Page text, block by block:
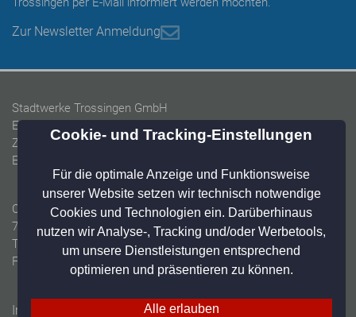
Zur Newsletter Anmeldung
Stadtwerke Trossingen GmbH
Energieversorgung Trossingen GmbH
Zweckverband Baarwasserversorgung
Eigenbetrieb Wasser & Abwasser Trossingen
Christian-Messner-Straße 2-6
78647 Trossingen
Tel: 07425 9402-55
Fax: 07425 9402-19
Impressum Datenschutz Home